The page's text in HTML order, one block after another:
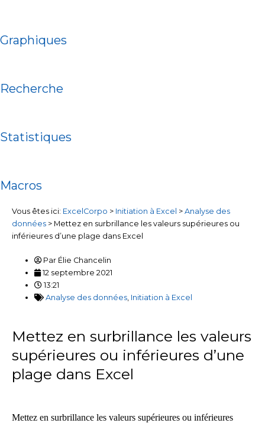
Graphiques
Recherche
Statistiques
Macros
Vous êtes ici: ExcelCorpo > Initiation à Excel > Analyse des
données > Mettez en surbrillance les valeurs supérieures ou
inférieures d’une plage dans Excel
Par Élie Chancelin
12 septembre 2021
13:21
Analyse des données, Initiation à Excel
Mettez en surbrillance les valeurs
supérieures ou inférieures d’une
plage dans Excel
Mettez en surbrillance les valeurs supérieures ou inférieures